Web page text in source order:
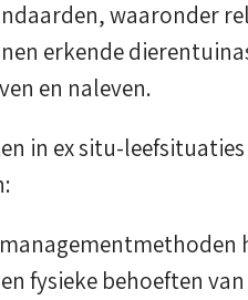
waaronder
erkende
en naleven.
in ex situ-
fysieke behoeften